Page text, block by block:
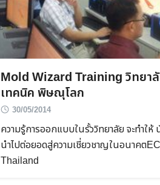
Mold Wizard Training วิทยา
เทคนิค พิษณุโลก
30/05/2014
ความรู้การออกแบบในรั้ววิทยาลัย จะทำใ
นำไปต่อยอดสู่ความเชี่ยวชาญในอนาคต
Thailand